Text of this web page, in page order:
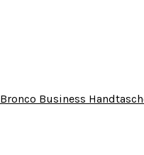
Business